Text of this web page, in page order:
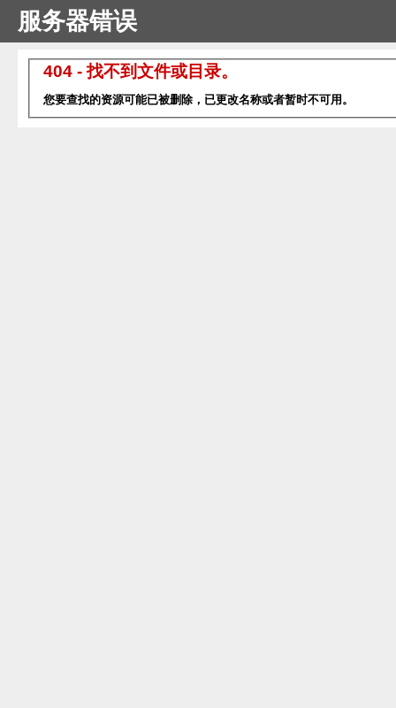
服务器错误
404 - 找不到文件或目录。
您要查找的资源可能已被删除，已更改名称或者暂时不可用。